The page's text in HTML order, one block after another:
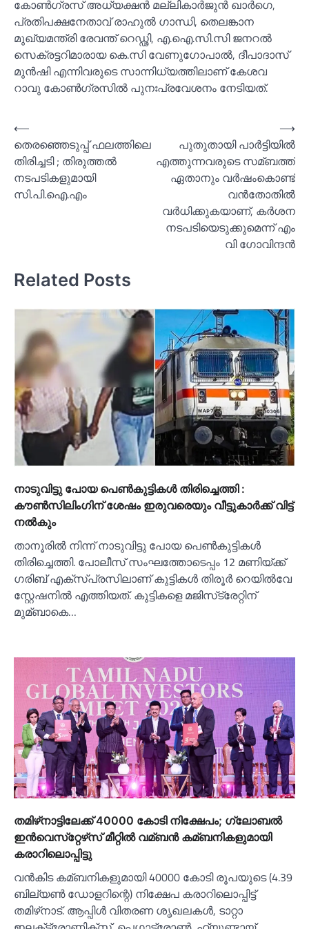
കോണ്‍ഗ്രസ് അധ്യക്ഷന്‍ മല്ലികാര്‍ജുന്‍ ഖാര്‍ഗെ,
പ്രതിപക്ഷനേതാവ് രാഹുല്‍ ഗാന്ധി, തെലങ്കാന
മുഖ്യമന്ത്രി രേവന്ത് റെഡ്ഢി, എ.ഐ.സി.സി ജനറല്‍
സെക്രട്ടറിമാരായ കെ.സി വേണുഗോപാല്‍, ദീപാദാസ്
മുന്‍ഷി എന്നിവരുടെ സാന്നിധ്യത്തിലാണ് കേശവ
റാവു കോണ്‍ഗ്രസില്‍ പുനഃപ്രവേശനം നേടിയത്.
Post
navigation
⟵
തെരഞ്ഞെടുപ്പ് ഫലത്തിലെ
തിരിച്ചടി ; തിരുത്തല്‍
നടപടികളുമായി
സി.പി.ഐ.എം
പുതുതായി പാര്‍ട്ടിയില്‍
എത്തുന്നവരുടെ സമ്ബത്ത്
ഏതാനും വര്‍ഷംകൊണ്ട്
വന്‍തോതില്‍
വര്‍ധിക്കുകയാണ്, കര്‍ശന
നടപടിയെടുക്കുമെന്ന് എം
വി ഗോവിന്ദന്‍
⟶
Related Posts
നാടുവിട്ടു പോയ പെണ്‍കുട്ടികള്‍ തിരിച്ചെത്തി :
കൗണ്‍സിലിംഗിന് ശേഷം ഇരുവരെയും വീട്ടുകാര്‍ക്ക് വിട്ട്
നല്‍കും
താനൂരില്‍ നിന്ന് നാടുവിട്ടു പോയ പെണ്‍കുട്ടികള്‍
തിരിച്ചെത്തി. പോലീസ് സംഘത്തോടെപ്പം 12 മണിയ്ക്ക്
ഗരിബ് എക്സ്പ്രസിലാണ് കുട്ടികള്‍ തിരൂര്‍ റെയില്‍വേ
സ്റ്റേഷനില്‍ എത്തിയത്. കുട്ടികളെ മജിസ്‌ട്രേറ്റിന്
മുമ്ബാകെ…
തമിഴ്‌നാട്ടിലേക്ക് 40000 കോടി നിക്ഷേപം; ഗ്ലോബല്‍
ഇന്‍വെസ്‌റ്റേഴ്‌സ് മീറ്റില്‍ വമ്ബന്‍ കമ്ബനികളുമായി
കരാറിലൊപ്പിട്ടു
വന്‍കിട കമ്ബനികളുമായി 40000 കോടി രൂപയുടെ (4.39
ബില്യണ്‍ ഡോളറിന്റെ) നിക്ഷേപ കരാറിലൊപ്പിട്ട്
തമിഴ്‌നാട്. ആപ്പിള്‍ വിതരണ ശൃഖലകള്‍, ടാറ്റാ